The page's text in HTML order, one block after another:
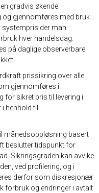
gradvis økende
og gjennomføres med bruk
systempris der man
hver handelsdag.
på daglige observerbare
prissikring over alle
gjennomføres i
for sikret pris til levering i
henhold til
månedsoppløsning basert
beslutter tidspunkt for
Sikringsgraden kan avvike
ved profilering, og i
derfor som diskresjonær
forbruk og endringer i avtalt